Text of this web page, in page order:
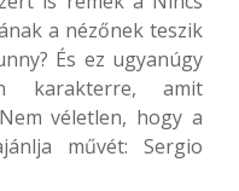
a nézőnek teszik
És ez ugyanúgy
karakterre, amit
véletlen, hogy a
művét: Sergio